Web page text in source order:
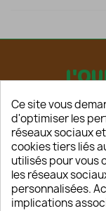
HOME
A PROPOS
Ce site vous
d'optimiser les
réseaux sociaux
cookies tiers liés
utilisés pour vous
les réseaux
personnalisées.
implications